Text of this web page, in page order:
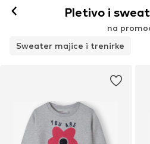
Pletivo i
na
Sweater majice i trenirke